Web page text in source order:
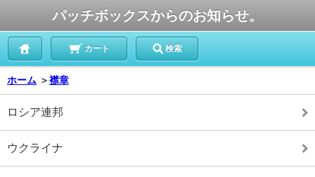
パッチボックスからのお知らせ。
カート 検索
ホーム ＞襟章
ロシア連邦
ウクライナ